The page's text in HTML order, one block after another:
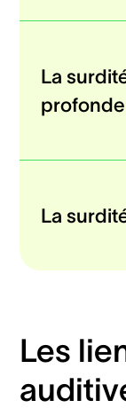
La
profonde
La
Les